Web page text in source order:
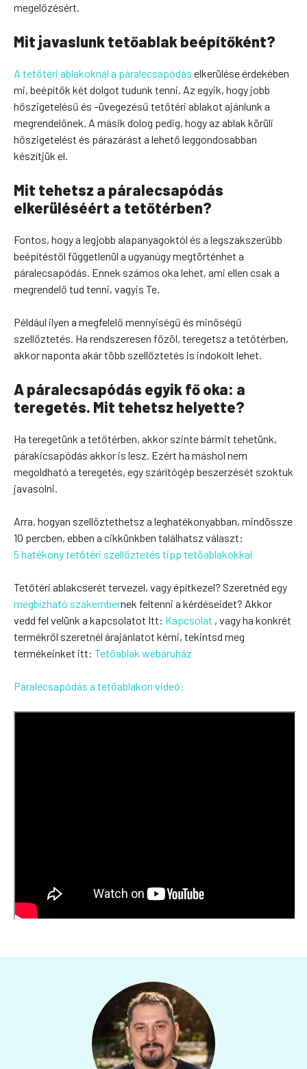
megelőzésért.
Mit javaslunk tetőablak beépítőként?
A tetőtéri ablakoknál a páralecsapódás elkerülése érdekében
mi, beépítők két dolgot tudunk tenni. Az egyik, hogy jobb
hőszigetelésű és –üvegezésű tetőtéri ablakot ajánlunk a
megrendelőnek. A másik dolog pedig, hogy az ablak körüli
hőszigetelést és párazárást a lehető leggondosabban
készítjük el.
Mit tehetsz a páralecsapódás
elkerüléséért a tetőtérben?
Fontos, hogy a legjobb alapanyagoktól és a legszakszerűbb
beépítéstől függetlenül a ugyanúgy megtörténhet a
páralecsapódás. Ennek számos oka lehet, ami ellen csak a
megrendelő tud tenni, vagyis Te.
Például ilyen a megfelelő mennyiségű és minőségű
szellőztetés. Ha rendszeresen főzöl, teregetsz a tetőtérben,
akkor naponta akár több szellőztetés is indokolt lehet.
A páralecsapódás egyik fő oka: a
teregetés. Mit tehetsz helyette?
Ha teregetünk a tetőtérben, akkor szinte bármit tehetünk,
párakicsapódás akkor is lesz. Ezért ha máshol nem
megoldható a teregetés, egy szárítógép beszerzését szoktuk
javasolni.
Arra, hogyan szellőztethetsz a leghatékonyabban, mindössze
10 percben, ebben a cikkünkben találhatsz választ:
5 hatékony tetőtéri szellőztetés tipp tetőablakokkal
Tetőtéri ablakcserét tervezel, vagy építkezel? Szeretnéd egy
megbízható szakembernek feltenni a kérdéseidet? Akkor
vedd fel velünk a kapcsolatot Itt: Kapcsolat , vagy ha konkrét
termékről szeretnél árajánlatot kérni, tekintsd meg
termékeinket itt: Tetőablak webáruház
Páralecsapódás a tetőablakon videó: